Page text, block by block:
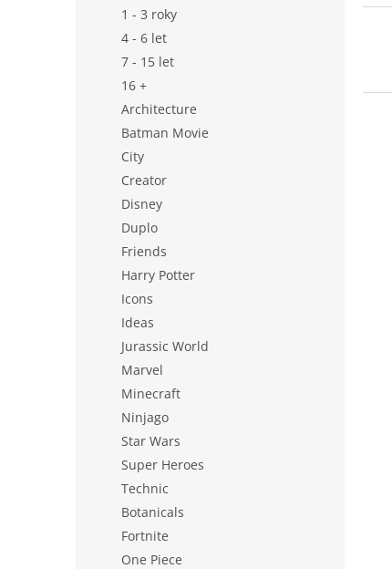
1 - 3 roky
4 - 6 let
7 - 15 let
16 +
Architecture
Batman Movie
City
Creator
Disney
Duplo
Friends
Harry Potter
Icons
Ideas
Jurassic World
Marvel
Minecraft
Ninjago
Star Wars
Super Heroes
Technic
Botanicals
Fortnite
One Piece